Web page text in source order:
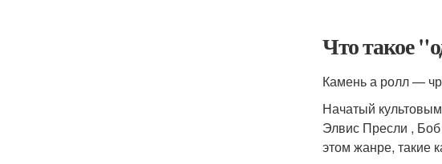
Что такое
Камень а ролл —
Начатый
Элвис Пресли ,
этом жанре, такие